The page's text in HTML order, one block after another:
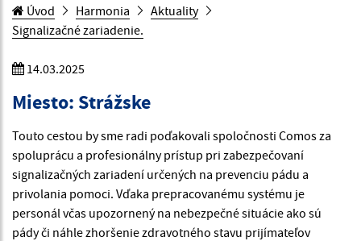
Úvod Harmonia
Aktuality
Signalizačné zariadenie.
14.03.2025
Miesto: Strážske
Touto cestou by sme radi poďakovali spoločnosti Comos za
spoluprácu a profesionálny prístup pri zabezpečovaní
signalizačných zariadení určených na prevenciu pádu a
privolania pomoci. Vďaka prepracovanému systému je
personál včas upozornený na nebezpečné situácie ako sú
pády či náhle zhoršenie zdravotného stavu prijímateľov